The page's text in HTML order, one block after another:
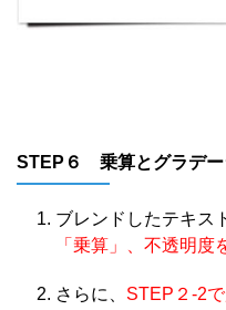
STEP６ 乗算とグラデー
ブレンドしたテキス
「乗算」、不透明度
さらに、 STEP２-2